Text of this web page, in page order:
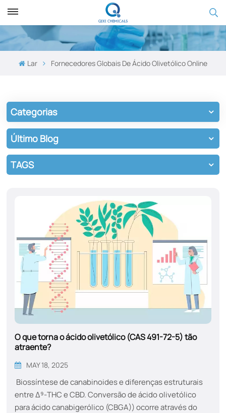
Lar Fornecedores Globais De Ácido Olivetólico Online
Categorias
Último Blog
TAGS
O que torna o ácido olivetólico (CAS 491-72-5) tão
atraente?
MAY 18, 2025
Biossíntese de canabinoides e diferenças estruturais
entre Δ⁹-THC e CBD. Conversão de ácido olivetólico
para ácido canabigerólico (CBGA)) ocorre através do